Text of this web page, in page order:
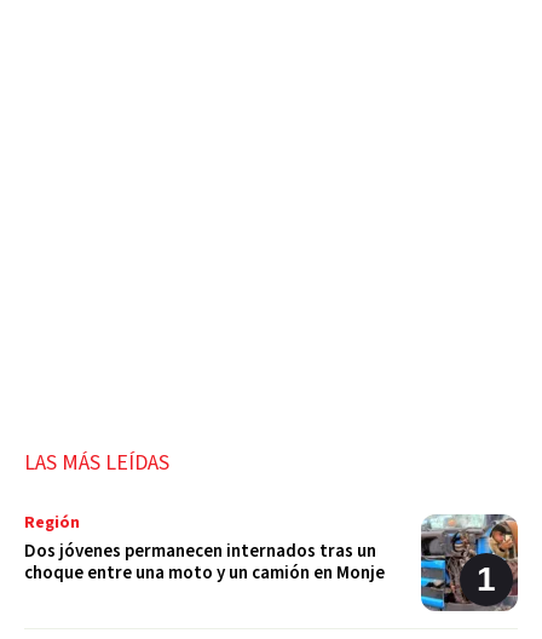
LAS MÁS LEÍDAS
Región
Dos jóvenes permanecen internados tras un
choque entre una moto y un camión en Monje